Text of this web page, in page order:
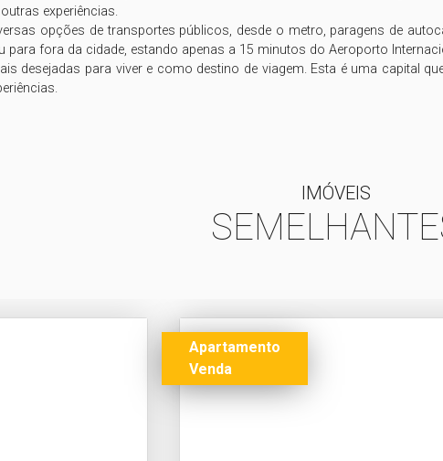
experiências.
opções de transportes públicos, desde o metro, paragens de
para fora da cidade, estando apenas a 15 minutos do Aeroporto
desejadas para viver e como destino de viagem. Esta é uma capital
IMÓVEIS
Apartamento
Venda